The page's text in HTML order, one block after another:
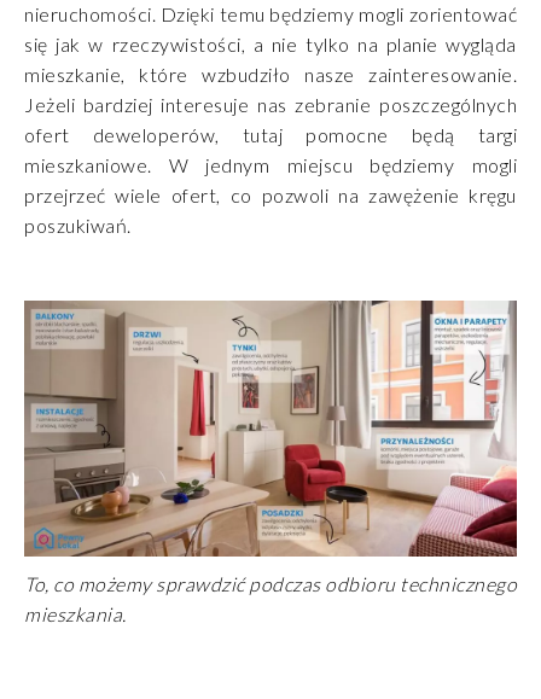
nieruchomości. Dzięki temu będziemy mogli zorientować
się jak w rzeczywistości, a nie tylko na planie wygląda
mieszkanie, które wzbudziło nasze zainteresowanie.
Jeżeli bardziej interesuje nas zebranie poszczególnych
ofert deweloperów, tutaj pomocne będą targi
mieszkaniowe. W jednym miejscu będziemy mogli
przejrzeć wiele ofert, co pozwoli na zawężenie kręgu
poszukiwań.
To, co możemy sprawdzić podczas odbioru technicznego
mieszkania.